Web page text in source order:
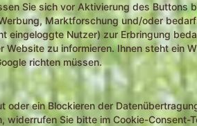
Sie sich vor Aktivierung des Buttons
Marktforschung und/oder
Nutzer) zur Erbringung
zu informieren. Ihnen steht ein
richten müssen.
ein Blockieren der
Sie bitte im Cookie-Consent-